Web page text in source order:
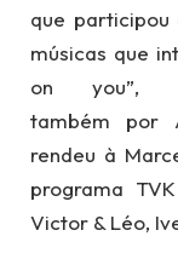
que participou
músicas que
on you”,
também por
rendeu à
programa
Victor & Léo,